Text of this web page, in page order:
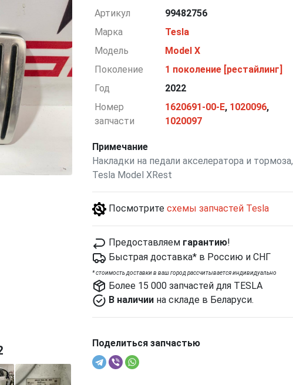
Артикул
99482756
Марка
Tesla
Модель
Model X
Поколение
1 поколение [рестайлинг]
Год
2022
Номер
запчасти
1620691-00-E, 1020096,
1020097
Примечание
Накладки на педали акселератора и тормоза,
Tesla Model XRest
Посмотрите схемы запчастей Tesla
Предоставляем гарантию!
Быстрая доставка* в Россию и СНГ
*cтоимость доставки в ваш город рассчитывается индивидуально
Более 15 000 запчастей для TESLA
В наличиина складе в Беларуси.
Поделиться запчастью